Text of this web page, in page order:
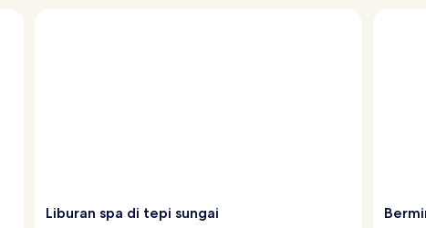
Liburan spa di tepi sungai